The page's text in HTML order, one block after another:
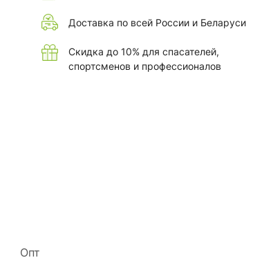
Доставка по всей России и Беларуси
Скидка до 10% для спасателей,
спортсменов и профессионалов
Опт